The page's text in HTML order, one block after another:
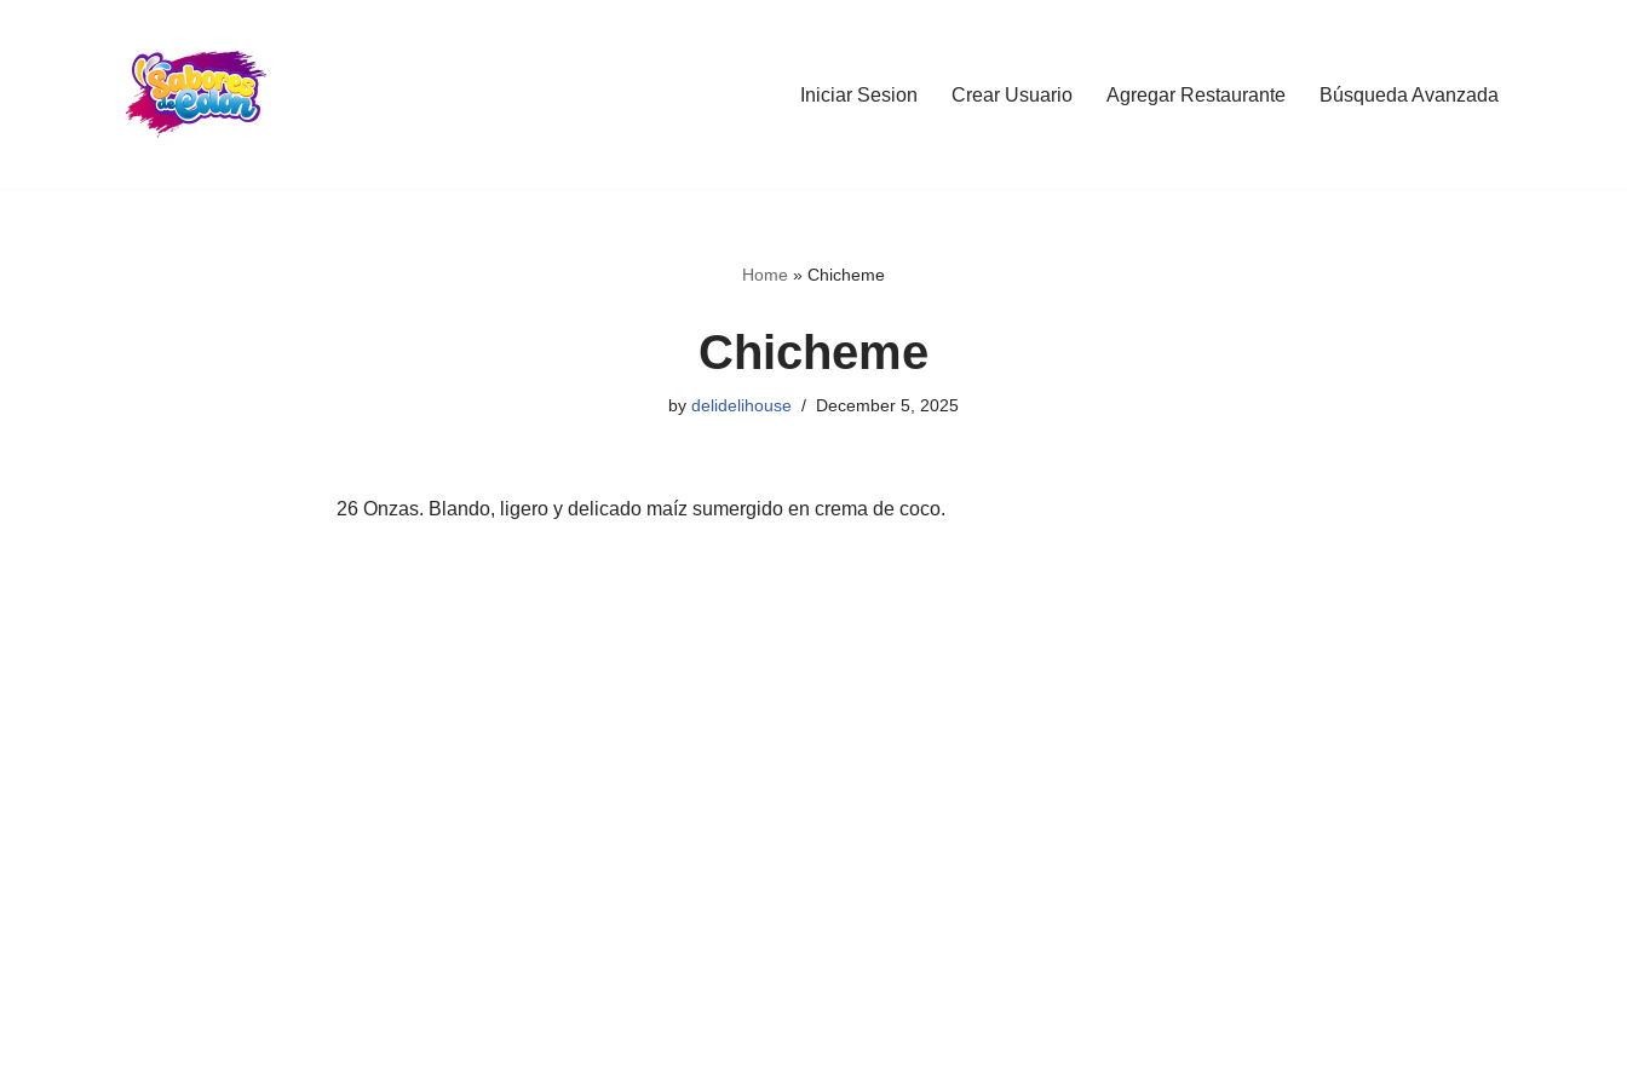
Iniciar Sesion Crear Usuario Agregar Restaurante Búsqueda Avanzada
Home » Chicheme
Chicheme
by delidelihouse December 5, 2025
26 Onzas. Blando, ligero y delicado maíz sumergido en crema de coco.